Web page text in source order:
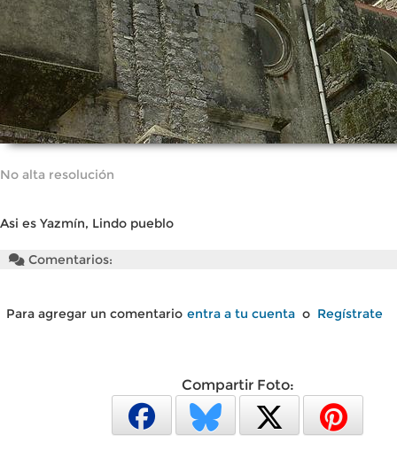
No alta resolución
Asi es Yazmín, Lindo pueblo
Comentarios:
Para agregar un comentario entra a tu cuenta o Regístrate
Compartir Foto: